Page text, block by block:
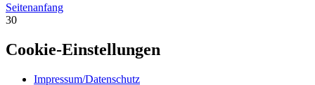
Seitenanfang
30
Cookie-Einstellungen
Impressum/Datenschutz